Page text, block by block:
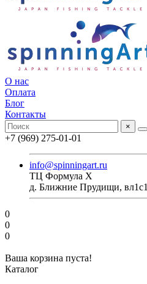
О нас
Оплата
Блог
Контакты
×
+7 (969) 275-01-01
info@spinningart.ru
ТЦ Формула X
д. Ближние Прудищи, вл1с1
0
0
0
Ваша корзина пуста!
Каталог